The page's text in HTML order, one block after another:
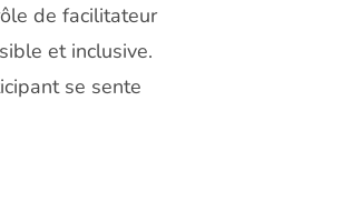
de facilitateur
et inclusive.
se sente